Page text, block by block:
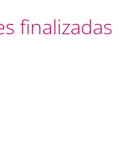
finalizadas